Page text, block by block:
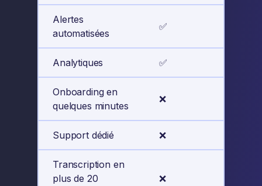
Alertes
automatisées
✅
Analytiques ✅
Onboarding en
quelques minutes
❌
Support dédié ❌
Transcription en
plus de 20
❌